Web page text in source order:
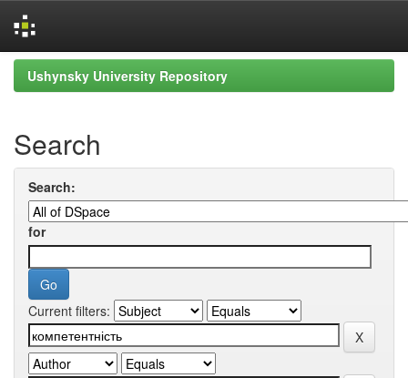
Skip
navigation
Ushynsky University Repository
Search
Search:
for
Current filters: